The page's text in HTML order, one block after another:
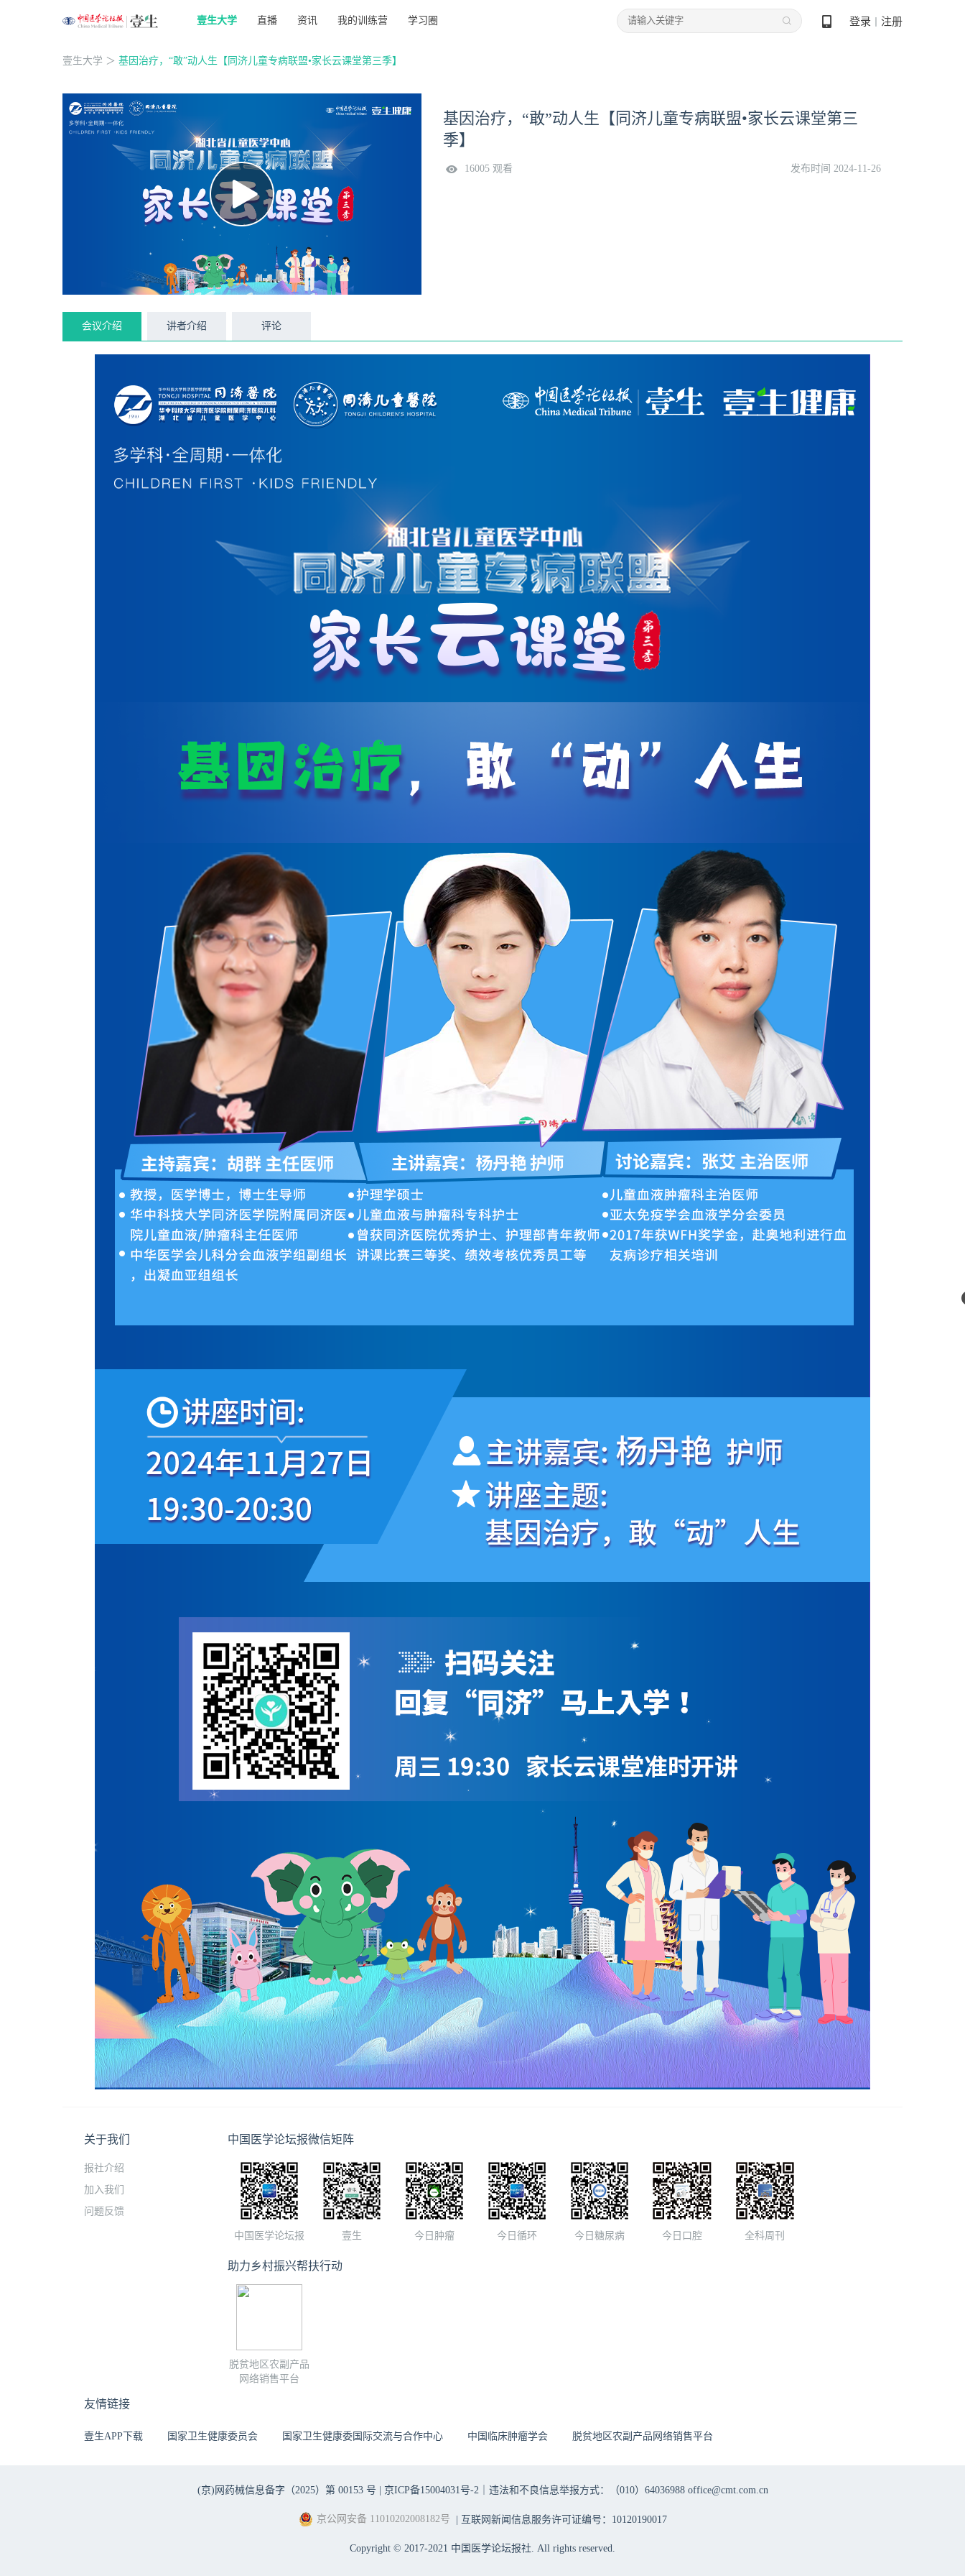
壹生大学 直播 资讯 我的训练营 学习圈 登录 注册
壹生大学 ＞ 基因治疗，“敢”动人生【同济儿童专病联盟•家长云课堂第三季】
基因治疗，“敢”动人生【同济儿童专病联盟•家长云课堂第三
季】
16005 观看 发布时间 2024-11-26
会议介绍 讲者介绍 评论
关于我们
报社介绍
加入我们
问题反馈
中国医学论坛报微信矩阵
中国医学论坛报 壹生 今日肿瘤 今日循环 今日糖尿病 今日口腔 全科周刊
助力乡村振兴帮扶行动
脱贫地区农副产品
网络销售平台
友情链接
壹生APP下载 国家卫生健康委员会 国家卫生健康委国际交流与合作中心 中国临床肿瘤学会 脱贫地区农副产品网络销售平台
(京)网药械信息备字（2025）第 00153 号 | 京ICP备15004031号-2｜违法和不良信息举报方式：（010）64036988 office@cmt.com.cn
京公网安备 11010202008182号 | 互联网新闻信息服务许可证编号：10120190017
Copyright © 2017-2021 中国医学论坛报社. All rights reserved.